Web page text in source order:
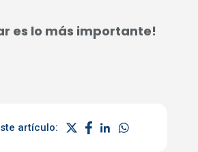
es lo más importante!
artículo: